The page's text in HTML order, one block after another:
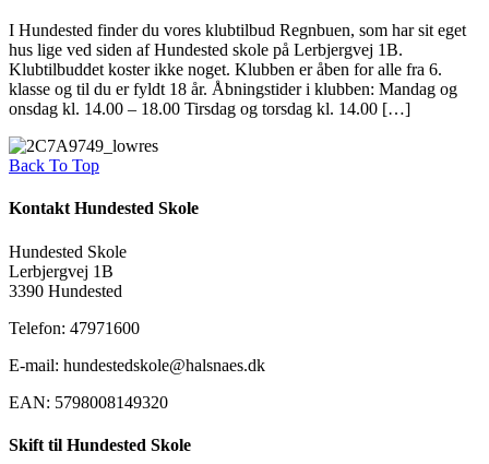
I Hundested finder du vores klubtilbud Regnbuen, som har sit eget
hus lige ved siden af Hundested skole på Lerbjergvej 1B.
Klubtilbuddet koster ikke noget. Klubben er åben for alle fra 6.
klasse og til du er fyldt 18 år. Åbningstider i klubben: Mandag og
onsdag kl. 14.00 – 18.00 Tirsdag og torsdag kl. 14.00 […]
Back To Top
Kontakt Hundested Skole
Hundested Skole
Lerbjergvej 1B
3390 Hundested
Telefon: 47971600
E-mail: hundestedskole@halsnaes.dk
EAN: 5798008149320
Skift til Hundested Skole